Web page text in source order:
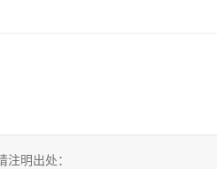
明出处：